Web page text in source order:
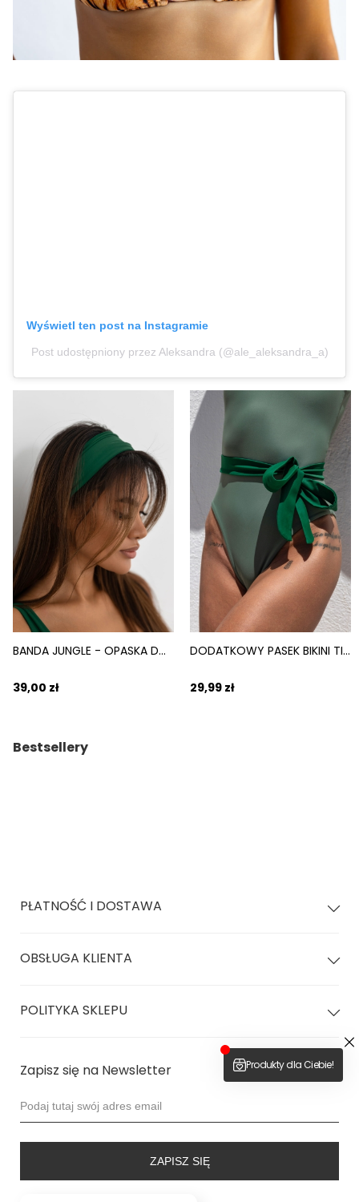
Wyświetl ten post na Instagramie
Post udostępniony przez Aleksandra (@ale_aleksandra_a)
BANDA JUNGLE - OPASKA DO WŁOSÓW ELASTYCZNA ZIELONY
39,00 zł
DODATKOWY PASEK BIKINI TIE DO PERSONALIZACJI ZIELONY JUNGLE
29,99 zł
Bestsellery
PŁATNOŚĆ I DOSTAWA
OBSŁUGA KLIENTA
POLITYKA SKLEPU
Zapisz się na Newsletter
ZAPISZ SIĘ